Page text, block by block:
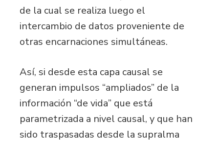
de la cual se realiza luego el
intercambio de datos proveniente de
otras encarnaciones simultáneas.
Así, si desde esta capa causal se
generan impulsos “ampliados” de la
información “de vida” que está
parametrizada a nivel causal, y que han
sido traspasadas desde la supralma